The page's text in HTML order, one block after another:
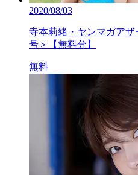
2020/08/03
寺本莉緒・ヤンマガアザ
号＞【無料分】
無料